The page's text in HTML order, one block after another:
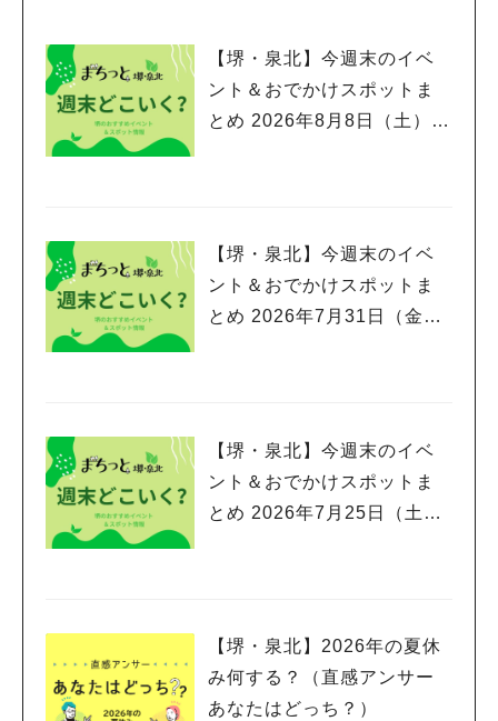
へのご褒美にも使いやすいです。【堺・泉北】今週末のイベ
ント＆おでかけスポットま
とめ 2026年8月8日（土）～
【堺・泉北】今週末のイベ
ント＆おでかけスポットま
とめ 2026年7月31日（金）
【堺・泉北】今週末のイベ
ント＆おでかけスポットま
とめ 2026年7月25日（土）
【堺・泉北】2026年の夏休
み何する？（直感アンサー
あなたはどっち？）